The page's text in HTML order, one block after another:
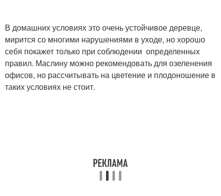
В домашних условиях это очень устойчивое деревце,
мирится со многими нарушениями в уходе, но хорошо
себя покажет только при соблюдении определенных
правил. Маслину можно рекомендовать для озеленения
офисов, но рассчитывать на цветение и плодоношение в
таких условиях не стоит.